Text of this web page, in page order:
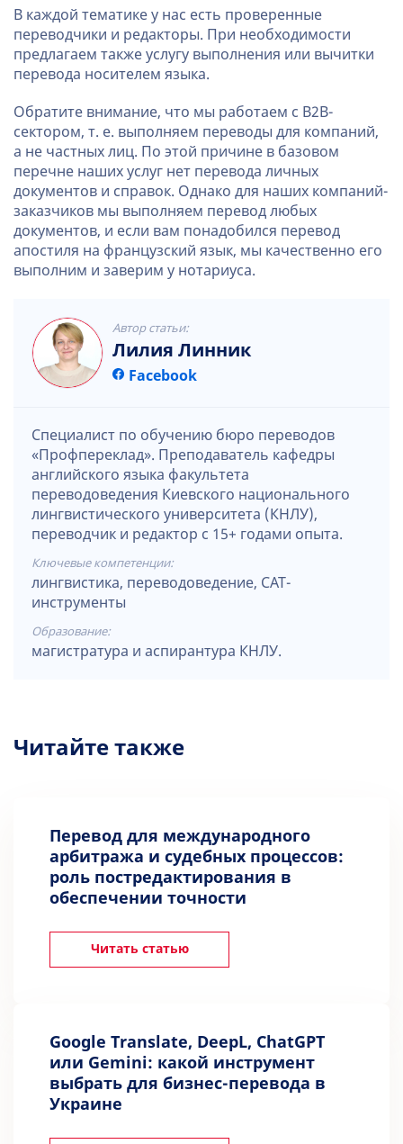
В каждой тематике у нас есть проверенные
переводчики и редакторы. При необходимости
предлагаем также услугу выполнения или вычитки
перевода носителем языка.
Обратите внимание, что мы работаем с B2B-
сектором, т. е. выполняем переводы для компаний,
а не частных лиц. По этой причине в базовом
перечне наших услуг нет перевода личных
документов и справок. Однако для наших компаний-
заказчиков мы выполняем перевод любых
документов, и если вам понадобился перевод
апостиля на французский язык, мы качественно его
выполним и заверим у нотариуса.
Автор статьи:
Лилия Линник
Facebook
Специалист по обучению бюро переводов
«Профпереклад». Преподаватель кафедры
английского языка факультета
переводоведения Киевского национального
лингвистического университета (КНЛУ),
переводчик и редактор с 15+ годами опыта.
Ключевые компетенции:
лингвистика, переводоведение, CAT-
инструменты
Образование:
магистратура и аспирантура КНЛУ.
Читайте также
Перевод для международного
арбитража и судебных процессов:
роль постредактирования в
обеспечении точности
Читать статью
Google Translate, DeepL, ChatGPT
или Gemini: какой инструмент
выбрать для бизнес-перевода в
Украине